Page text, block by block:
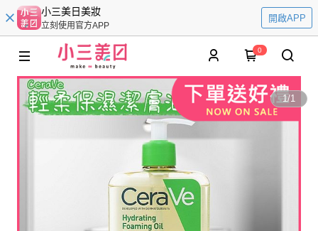
小三美日美妝
立刻使用官方APP
開啟APP
0
1/1